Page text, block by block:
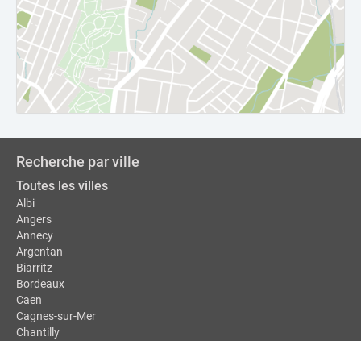
Recherche par ville
Toutes les villes
Albi
Angers
Annecy
Argentan
Biarritz
Bordeaux
Caen
Cagnes-sur-Mer
Chantilly